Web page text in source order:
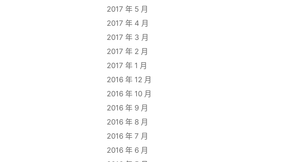
2017 年 5 月
2017 年 4 月
2017 年 3 月
2017 年 2 月
2017 年 1 月
2016 年 12 月
2016 年 10 月
2016 年 9 月
2016 年 8 月
2016 年 7 月
2016 年 6 月